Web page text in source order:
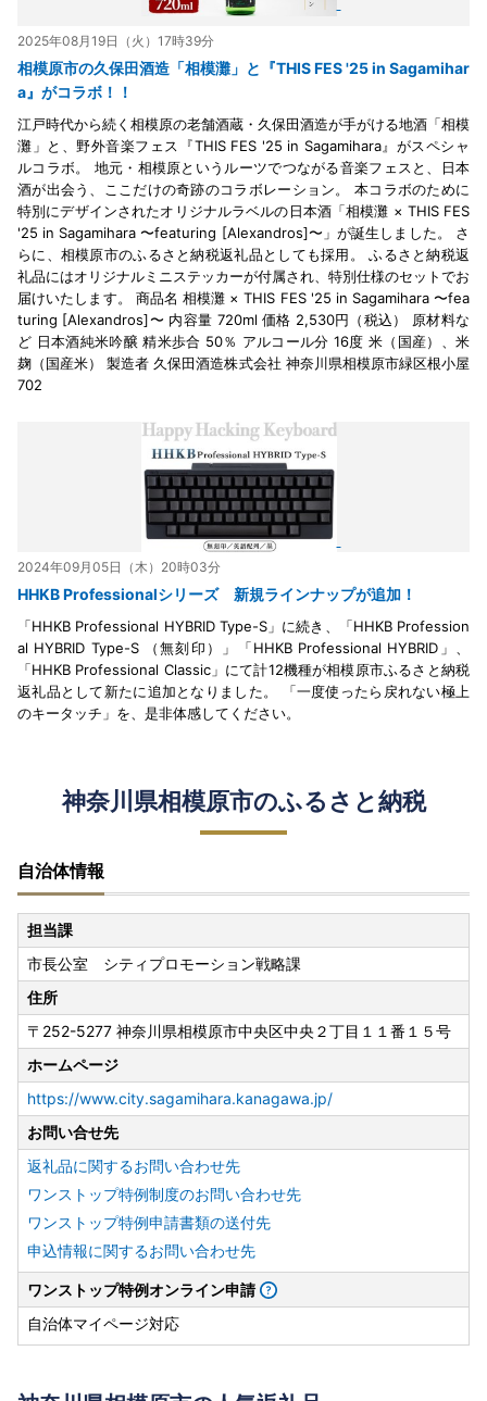
2025年08月19日（火）17時39分
相模原市の久保田酒造「相模灘」と『THIS FES '25 in Sagamihar
a』がコラボ！！
江戸時代から続く相模原の老舗酒蔵・久保田酒造が手がける地酒「相模
灘」と、野外音楽フェス『THIS FES '25 in Sagamihara』がスペシャ
ルコラボ。 地元・相模原というルーツでつながる音楽フェスと、日本
酒が出会う、ここだけの奇跡のコラボレーション。 本コラボのために
特別にデザインされたオリジナルラベルの日本酒「相模灘 × THIS FES
'25 in Sagamihara 〜featuring [Alexandros]〜」が誕生しました。 さ
らに、相模原市のふるさと納税返礼品としても採用。 ふるさと納税返
礼品にはオリジナルミニステッカーが付属され、特別仕様のセットでお
届けいたします。 商品名 相模灘 × THIS FES '25 in Sagamihara 〜fea
turing [Alexandros]〜 内容量 720ml 価格 2,530円（税込） 原材料な
ど 日本酒純米吟醸 精米歩合 50％ アルコール分 16度 米（国産）、米
麹（国産米） 製造者 久保田酒造株式会社 神奈川県相模原市緑区根小屋
702
2024年09月05日（木）20時03分
HHKB Professionalシリーズ 新規ラインナップが追加！
「HHKB Professional HYBRID Type-S」に続き、「HHKB Profession
al HYBRID Type-S （無刻印）」「HHKB Professional HYBRID」、
「HHKB Professional Classic」にて計12機種が相模原市ふるさと納税
返礼品として新たに追加となりました。 「一度使ったら戻れない極上
のキータッチ」を、是非体感してください。
神奈川県相模原市のふるさと納税
自治体情報
担当課
市長公室 シティプロモーション戦略課
住所
〒252-5277 神奈川県相模原市中央区中央２丁目１１番１５号
ホームページ
https://www.city.sagamihara.kanagawa.jp/
お問い合せ先
返礼品に関するお問い合わせ先
ワンストップ特例制度のお問い合わせ先
ワンストップ特例申請書類の送付先
申込情報に関するお問い合わせ先
ワンストップ特例オンライン申請
自治体マイページ対応